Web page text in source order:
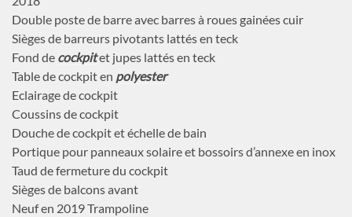
Double poste de barre avec barres à roues gainées cuir
Sièges de barreurs pivotants lattés en teck
Fond de cockpitet jupes lattés en teck
Table de cockpit en polyester
Eclairage de cockpit
Coussins de cockpit
Douche de cockpit et échelle de bain
Portique pour panneaux solaire et bossoirs d’annexe en inox
Taud de fermeture du cockpit
Sièges de balcons avant
Neuf en 2019 Trampoline